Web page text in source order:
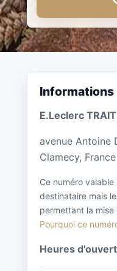
Informations
E.Leclerc
avenue Antoine
Clamecy, France
Ce numéro
destinataire mais
permettant la
Pourquoi ce
Heures